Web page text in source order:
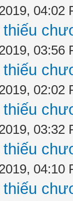
04:02
03:56
02:02
03:32
04:10